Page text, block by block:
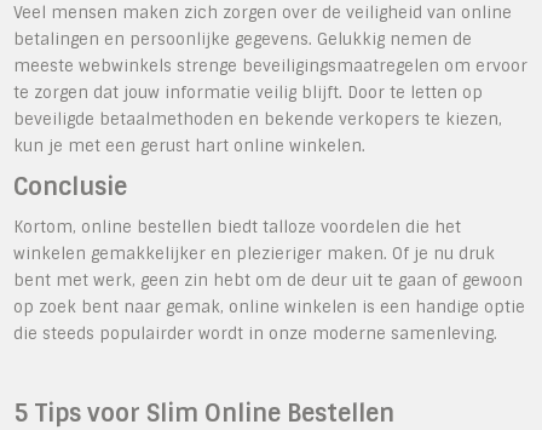
Veel mensen maken zich zorgen over de veiligheid van online
betalingen en persoonlijke gegevens. Gelukkig nemen de
meeste webwinkels strenge beveiligingsmaatregelen om ervoor
te zorgen dat jouw informatie veilig blijft. Door te letten op
beveiligde betaalmethoden en bekende verkopers te kiezen,
kun je met een gerust hart online winkelen.
Conclusie
Kortom, online bestellen biedt talloze voordelen die het
winkelen gemakkelijker en plezieriger maken. Of je nu druk
bent met werk, geen zin hebt om de deur uit te gaan of gewoon
op zoek bent naar gemak, online winkelen is een handige optie
die steeds populairder wordt in onze moderne samenleving.
5 Tips voor Slim Online Bestellen